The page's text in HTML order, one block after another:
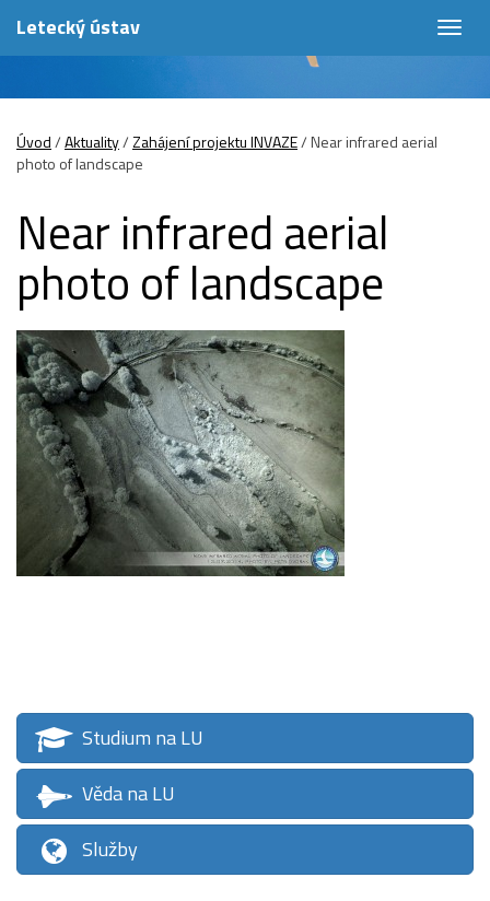
Letecký ústav
Úvod/Aktuality/Zahájení projektu INVAZE/Near infrared aerial
photo of landscape
Near infrared aerial
photo of landscape
Studium na LU
Věda na LU
Služby